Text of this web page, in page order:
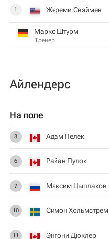
1 Жереми Свэймен
Марко Штурм
Тренер
Айлендерс
На поле
3 Адам Пелек
6 Райан Пулок
7 Максим Цыплаков
10 Симон Хольмстрем
11 Энтони Дюклер